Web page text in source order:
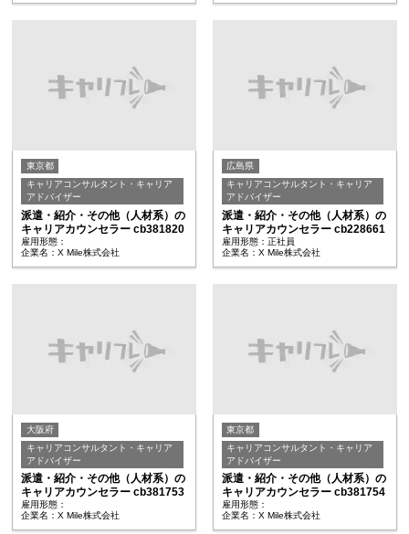
東京都
キャリアコンサルタント・キャリア
アドバイザー
派遣・紹介・その他（人材系）の
キャリアカウンセラー cb381820
雇用形態：
企業名：X Mile株式会社
広島県
キャリアコンサルタント・キャリア
アドバイザー
派遣・紹介・その他（人材系）の
キャリアカウンセラー cb228661
雇用形態：正社員
企業名：X Mile株式会社
大阪府
キャリアコンサルタント・キャリア
アドバイザー
派遣・紹介・その他（人材系）の
キャリアカウンセラー cb381753
雇用形態：
企業名：X Mile株式会社
東京都
キャリアコンサルタント・キャリア
アドバイザー
派遣・紹介・その他（人材系）の
キャリアカウンセラー cb381754
雇用形態：
企業名：X Mile株式会社